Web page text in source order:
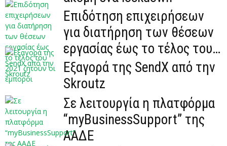
Επιδότηση επιχειρήσεων
για διατήρηση των θέσεων
εργασίας έως το τέλος του
2021 ζητούν οι...
Εξαγορά της SendX από την
Skroutz
Σε λειτουργία η πλατφόρμα
“myBusinessSupport” της
ΑΑΔΕ